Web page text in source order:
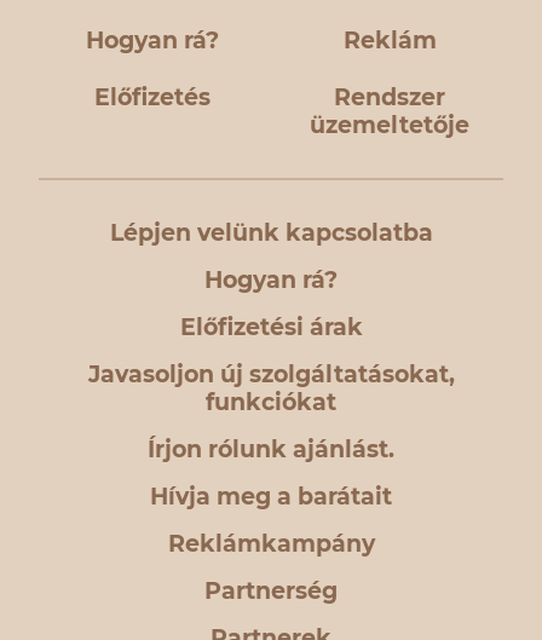
Hogyan rá? Reklám
Előfizetés
Rendszer
üzemeltetője
Lépjen velünk kapcsolatba
Hogyan rá?
Előfizetési árak
Javasoljon új szolgáltatásokat,
funkciókat
Írjon rólunk ajánlást.
Hívja meg a barátait
Reklámkampány
Partnerség